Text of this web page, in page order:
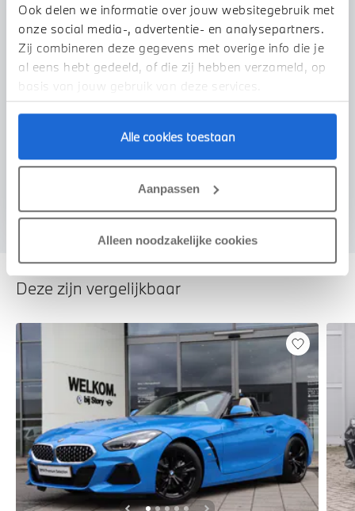
Ook delen we informatie over jouw websitegebruik met
onze social media-, advertentie- en analysepartners.
Zij combineren deze gegevens met overige info die je
al eens hebt gedeeld, of die zij hebben verzameld, op
basis van jouw gebruik van deze services.
Alle cookies toestaan
Aanpassen
Alleen noodzakelijke cookies
Uw auto inruilen?
Voorstel aanvragen
Deze zijn vergelijkbaar